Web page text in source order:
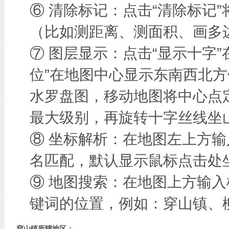
⑥ 清除标记：点击“清除标记
（比如测距离、测面积、画多
⑦ 图层显示：点击“显示十字”
位”在地图中心显示东南西北
水罗盘图，移动地图将中心
最大级别，再旋转十字丝线坐
⑧ 坐标解析：在地图左上方
名匹配，默认显示鼠标点击处
⑨ 地图搜索：在地图上方输
键词的位置，例如：穿山镇、